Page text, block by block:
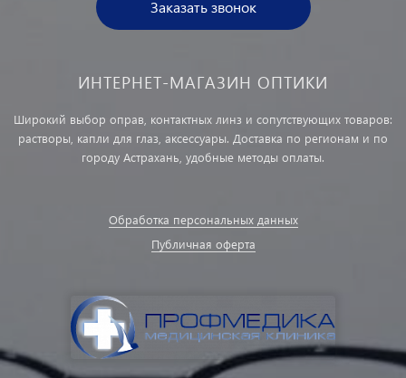
Заказать звонок
ИНТЕРНЕТ-МАГАЗИН ОПТИКИ
Широкий выбор оправ, контактных линз и сопутствующих товаров:
растворы, капли для глаз, аксессуары. Доставка по регионам и по
городу Астрахань, удобные методы оплаты.
Обработка персональных данных
Публичная оферта